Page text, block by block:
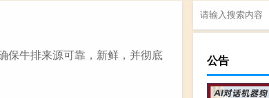
保牛排来源可靠，新鲜，并彻底
公告